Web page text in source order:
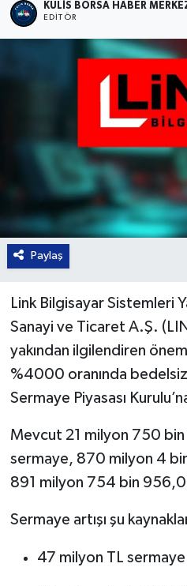
KULIS BORSA HABER
EDITÖR
Paylaş
Link Bilgisayar Sistemleri
Sanayi ve Ticaret A.Ş.
yakından ilgilendiren
%4000 oranında bedelsiz
Sermaye Piyasası
Mevcut 21 milyon 750
sermaye, 870 milyon 4
891 milyon 754 bin
Sermaye artışı şu
47 milyon TL